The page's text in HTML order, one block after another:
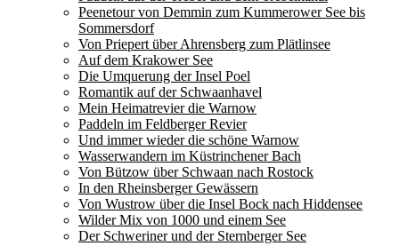
Peenetour von Demmin zum Kummerower See bis
Sommersdorf
Von Priepert über Ahrensberg zum Plätlinsee
Auf dem Krakower See
Die Umquerung der Insel Poel
Romantik auf der Schwaanhavel
Mein Heimatrevier die Warnow
Paddeln im Feldberger Revier
Und immer wieder die schöne Warnow
Wasserwandern im Küstrinchener Bach
Von Bützow über Schwaan nach Rostock
In den Rheinsberger Gewässern
Von Wustrow über die Insel Bock nach Hiddensee
Wilder Mix von 1000 und einem See
Der Schweriner und der Sternberger See